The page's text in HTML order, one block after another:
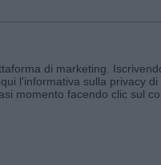
di marketing.
l'informativa sulla privacy di
momento facendo clic sul